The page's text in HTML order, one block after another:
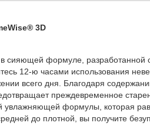
3D
сияющей формуле, разработанной
12-ю часами использования
всего дня. Благодаря
преждевременное
формулы, которая
до плотной, вы получите